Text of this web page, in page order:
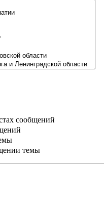
сообщений
темы